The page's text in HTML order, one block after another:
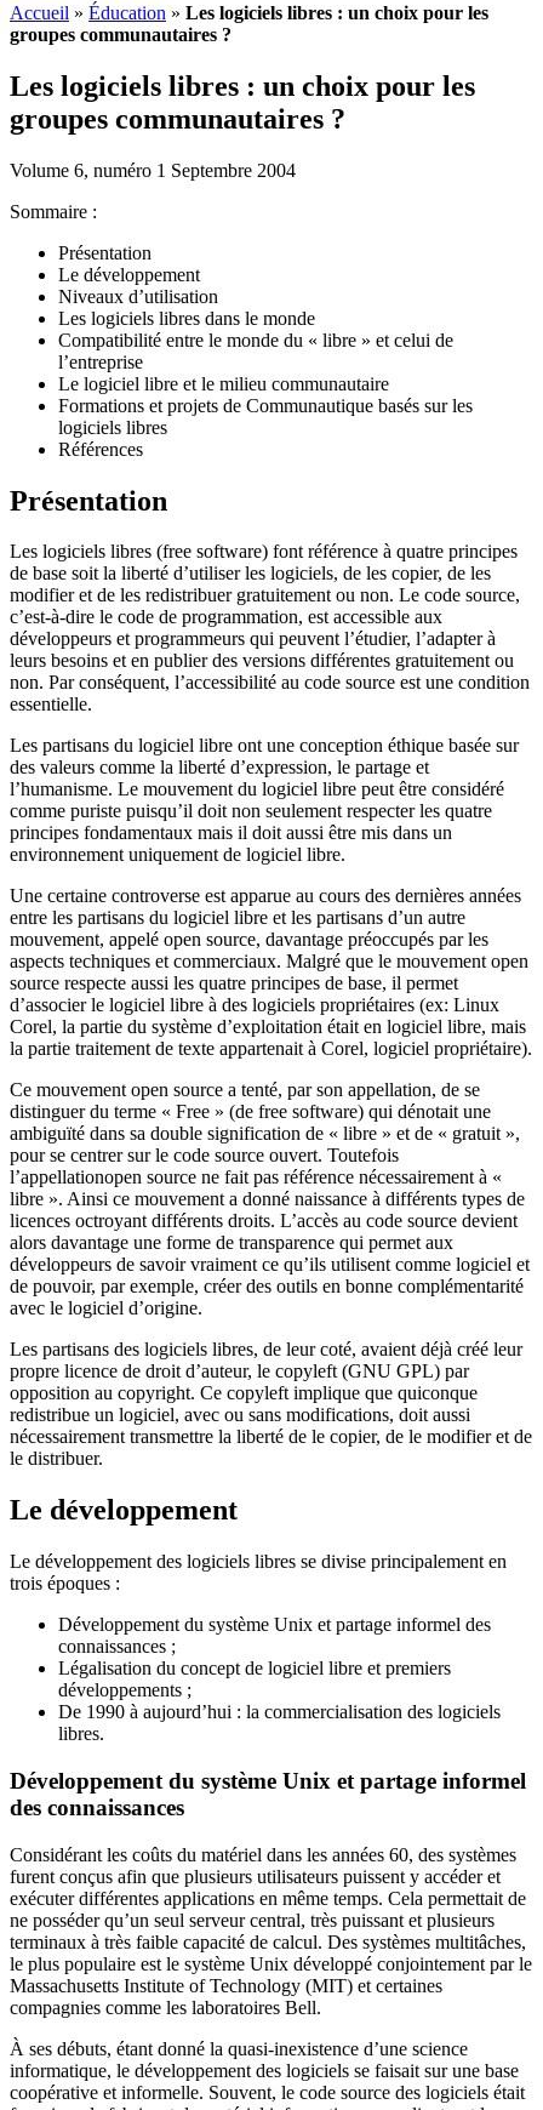
Accueil » Éducation » Les logiciels libres : un choix pour les
groupes communautaires ?
Les logiciels libres : un choix pour les
groupes communautaires ?
Volume 6, numéro 1 Septembre 2004
Sommaire :
Présentation
Le développement
Niveaux d’utilisation
Les logiciels libres dans le monde
Compatibilité entre le monde du « libre » et celui de
l’entreprise
Le logiciel libre et le milieu communautaire
Formations et projets de Communautique basés sur les
logiciels libres
Références
Présentation
Les logiciels libres (free software) font référence à quatre principes
de base soit la liberté d’utiliser les logiciels, de les copier, de les
modifier et de les redistribuer gratuitement ou non. Le code source,
c’est-à-dire le code de programmation, est accessible aux
développeurs et programmeurs qui peuvent l’étudier, l’adapter à
leurs besoins et en publier des versions différentes gratuitement ou
non. Par conséquent, l’accessibilité au code source est une condition
essentielle.
Les partisans du logiciel libre ont une conception éthique basée sur
des valeurs comme la liberté d’expression, le partage et
l’humanisme. Le mouvement du logiciel libre peut être considéré
comme puriste puisqu’il doit non seulement respecter les quatre
principes fondamentaux mais il doit aussi être mis dans un
environnement uniquement de logiciel libre.
Une certaine controverse est apparue au cours des dernières années
entre les partisans du logiciel libre et les partisans d’un autre
mouvement, appelé open source, davantage préoccupés par les
aspects techniques et commerciaux. Malgré que le mouvement open
source respecte aussi les quatre principes de base, il permet
d’associer le logiciel libre à des logiciels propriétaires (ex: Linux
Corel, la partie du système d’exploitation était en logiciel libre, mais
la partie traitement de texte appartenait à Corel, logiciel propriétaire).
Ce mouvement open source a tenté, par son appellation, de se
distinguer du terme « Free » (de free software) qui dénotait une
ambiguïté dans sa double signification de « libre » et de « gratuit »,
pour se centrer sur le code source ouvert. Toutefois
l’appellationopen source ne fait pas référence nécessairement à «
libre ». Ainsi ce mouvement a donné naissance à différents types de
licences octroyant différents droits. L’accès au code source devient
alors davantage une forme de transparence qui permet aux
développeurs de savoir vraiment ce qu’ils utilisent comme logiciel et
de pouvoir, par exemple, créer des outils en bonne complémentarité
avec le logiciel d’origine.
Les partisans des logiciels libres, de leur coté, avaient déjà créé leur
propre licence de droit d’auteur, le copyleft(GNU GPL) par
opposition au copyright. Ce copyleftimplique que quiconque
redistribue un logiciel, avec ou sans modifications, doit aussi
nécessairement transmettre la liberté de le copier, de le modifier et de
le distribuer.
Le développement
Le développement des logiciels libres se divise principalement en
trois époques :
Développement du système Unix et partage informel des
connaissances ;
Légalisation du concept de logiciel libre et premiers
développements ;
De 1990 à aujourd’hui : la commercialisation des logiciels
libres.
Développement du système Unix et partage informel
des connaissances
Considérant les coûts du matériel dans les années 60, des systèmes
furent conçus afin que plusieurs utilisateurs puissent y accéder et
exécuter différentes applications en même temps. Cela permettait de
ne posséder qu’un seul serveur central, très puissant et plusieurs
terminaux à très faible capacité de calcul. Des systèmes multitâches,
le plus populaire est le système Unix développé conjointement par le
Massachusetts Institute of Technology (MIT) et certaines
compagnies comme les laboratoires Bell.
À ses débuts, étant donné la quasi-inexistence d’une science
informatique, le développement des logiciels se faisait sur une base
coopérative et informelle. Souvent, le code source des logiciels était